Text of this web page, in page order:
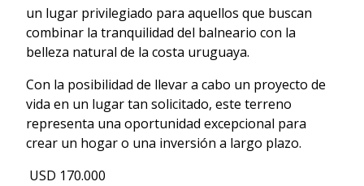
un lugar privilegiado para aquellos que buscan
combinar la tranquilidad del balneario con la
belleza natural de la costa uruguaya.
Con la posibilidad de llevar a cabo un proyecto de
vida en un lugar tan solicitado, este terreno
representa una oportunidad excepcional para
crear un hogar o una inversión a largo plazo.
USD 170.000